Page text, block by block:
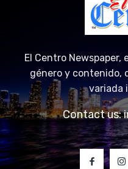
El Centro Newspaper,
género y contenido,
variada
Contact us: